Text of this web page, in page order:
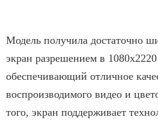
Модель получила достаточно
экран разрешением в
обеспечивающий отличное
воспроизводимого видео и
того, экран поддерживает